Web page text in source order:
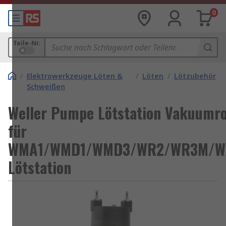
0
Teile-Nr.
/ Elektrowerkzeuge Löten &
Schweißen
/ Löten / Lötzubehör
Weller Pumpe Lötstation
für
WMA1/WMD1/WMD3/WR2/WR3M/
Lötstation